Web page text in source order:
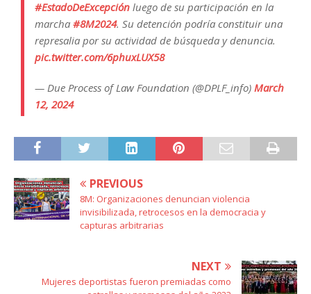
#EstadoDeExcepción luego de su participación en la
marcha #8M2024. Su detención podría constituir una
represalia por su actividad de búsqueda y denuncia.
pic.twitter.com/6phuxLUX58
— Due Process of Law Foundation (@DPLF_info) March
12, 2024
PREVIOUS
8M: Organizaciones denuncian violencia
invisibilizada, retrocesos en la democracia y
capturas arbitrarias
NEXT
Mujeres deportistas fueron premiadas como